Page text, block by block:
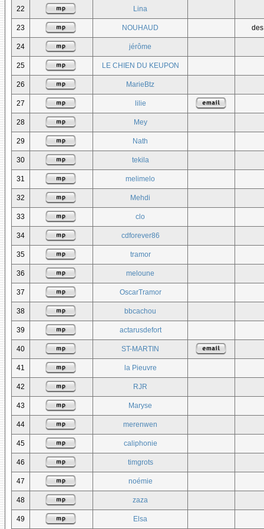
22 Lina
23 NOUHAUD
24 jérôme
25 LE CHIEN DU KEUPON
26 MarieBtz
27 lilie
28 Mey
29 Nath
30 tekila
31 melimelo
32 Mehdi
33 clo
34 cdforever86
35 tramor
36 meloune
37 OscarTramor
38 bbcachou
39 actarusdefort
40 ST-MARTIN
41 la Pieuvre
42 RJR
43 Maryse
44 merenwen
45 caliphonie
46 timgrots
47 noémie
48 zaza
49 Elsa